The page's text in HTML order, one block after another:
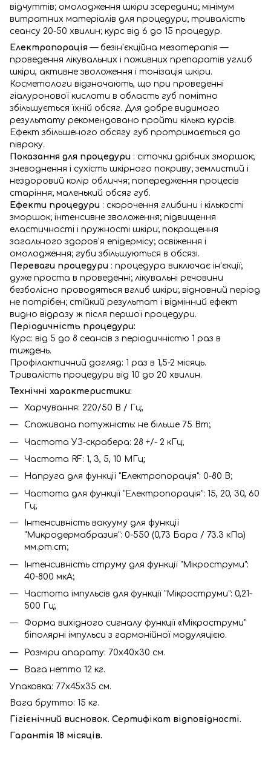
відчуттів; омолодження шкіри зсередини; мінімум
витратних матеріалів для процедури; тривалість
сеансу 20-50 хвилин; курс від 6 до 15 процедур.
Електропорація— безін'єкційна мезотерапія —
проведення лікувальних і поживних препаратів углиб
шкіри, активне зволоження і тонізація шкіри.
Косметологи відзначають, що при проведенні
гіалуронової кислоти в область губ помітно
збільшується їхній обсяг. Для добре видимого
результату рекомендовано пройти кілька курсів.
Ефект збільшеного обсягу губ протримається до
півроку.
Показання для процедури : сіточки дрібних зморшок;
зневоднення і сухість шкірного покриву; землистий і
нездоровий колір обличчя; попередження процесів
старіння; маленький обсяг губ.
Ефекти процедури : скорочення глибини і кількості
зморшок; інтенсивне зволоження; підвищення
еластичності і пружності шкіри; покращення
загального здоров'я епідермісу; освіження і
омолодження; губи збільшуються в обсязі.
Переваги процедури : процедура виключає ін'єкції;
дуже проста в проведенні; лікувальні речовини
безболісно проводяться вглиб шкіри; відновний період
не потрібен; стійкий результат і відмінний ефект
видно відразу ж після першої процедури.
Періодичність процедури:
Курс: від 5 до 8 сеансів з періодичністю 1 раз в
тиждень.
Профілактичний догляд: 1 раз в 1,5-2 місяць.
Тривалість процедури від 10 до 20 хвилин.
Технічні характеристики:
Харчування: 220/50 В / Гц;
Споживана потужність: не більше 75 Вт;
Частота УЗ-скрабера: 28 +/- 2 кГц;
Частота RF: 1, 3, 5, 10 МГц;
Напруга для функції "Електропорація": 0-80 В;
Частота для функції "Електропорація": 15, 20, 30, 60
Гц;
Інтенсивність вакууму для функції
"Микродермабразия": 0-550 (0,73 Бара / 73.3 кПа)
мм.рт.ст;
Інтенсивність струму для функції "Мікроструми":
40-800 мкА;
Частота імпульсів для функції "Мікроструми": 0,21-
500 Гц;
Форма вихідного сигналу функції «Мікроструми"
біполярні імпульси з гармонійної модуляцією.
Розміри апарату: 70х40х30 см.
Вага нетто 12 кг.
Упаковка: 77х45х35 см.
Вага брутто: 15 кг.
Гігієнічний висновок. Сертифікат відповідності.
Гарантія 18 місяців.